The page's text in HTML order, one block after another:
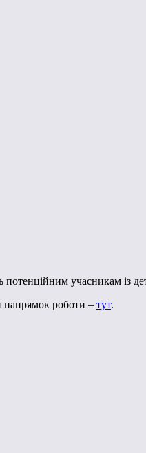
потенційним учасникам із
напрямок роботи – тут.